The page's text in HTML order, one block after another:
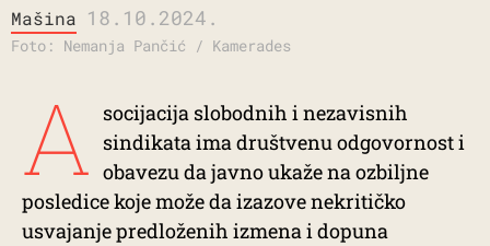
Mašina 18.10.2024.
Foto: Nemanja Pančić / Kamerades
A socijacija slobodnih i nezavisnih
sindikata ima društvenu odgovornost i
obavezu da javno ukaže na ozbiljne
posledice koje može da izazove nekritičko
usvajanje predloženih izmena i dopuna